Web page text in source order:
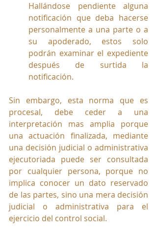
Hallándose pendiente alguna
notificación que deba hacerse
personalmente a una parte o a
su apoderado, estos solo
podrán examinar el expediente
después de surtida la
notificación.
Sin embargo, esta norma que es
procesal, debe ceder a una
interpretación mas amplia porque
una actuación finalizada, mediante
una decisión judicial o administrativa
ejecutoriada puede ser consultada
por cualquier persona, porque no
implica conocer un dato reservado
de las partes, sino una mera decisión
judicial o administrativa para el
ejercicio del control social.